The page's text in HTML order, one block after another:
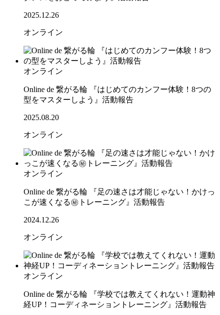
2025.12.26
オンライン
オンライン
Online de 繋がる輪 『はじめてのカンフー体験！8つの
型をマスターしよう』活動報告
2025.08.20
オンライン
オンライン
Online de 繋がる輪 『足の速さは才能じゃない！かけっ
こが速くなる㊙トレーニング』活動報告
2024.12.26
オンライン
オンライン
Online de 繋がる輪 『学校では教えてくれない！運動神
経UP！コーディネーショントレーニング』活動報告